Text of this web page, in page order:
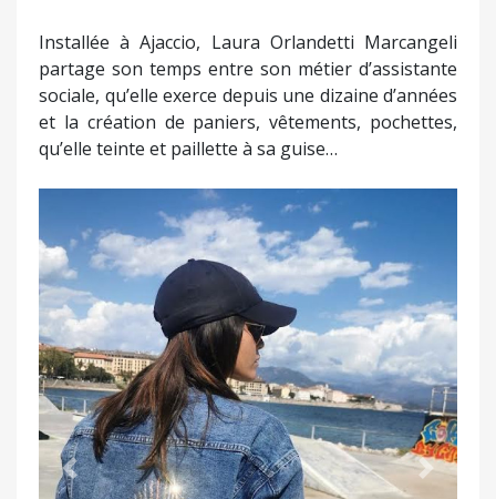
Installée à Ajaccio, Laura Orlandetti Marcangeli
partage son temps entre son métier d’assistante
sociale, qu’elle exerce depuis une dizaine d’années
et la création de paniers, vêtements, pochettes,
qu’elle teinte et paillette à sa guise…
Précédent Suivant